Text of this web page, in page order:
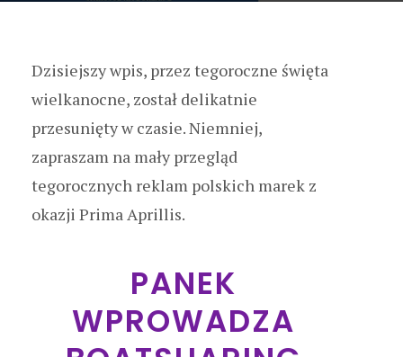
Dzisiejszy wpis, przez tegoroczne święta
wielkanocne, został delikatnie
przesunięty w czasie. Niemniej,
zapraszam na mały przegląd
tegorocznych reklam polskich marek z
okazji Prima Aprillis.
PANEK
WPROWADZA